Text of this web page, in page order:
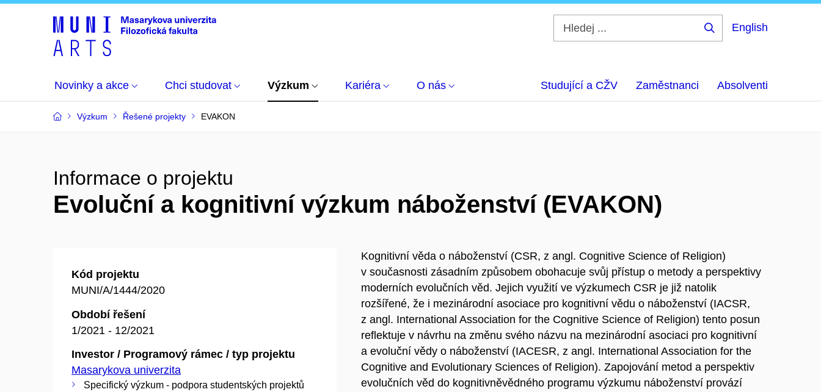
English
Novinky a akce Chci studovat Výzkum Kariéra O nás Studující a CŽV Zaměstnanci Absolventi
Výzkum Řešené projekty EVAKON
Informace o projektu
Evoluční a kognitivní výzkum náboženství (EVAKON)
Kód projektu
MUNI/A/1444/2020
Období řešení
1/2021 - 12/2021
Investor / Programový rámec / typ projektu
Masarykova univerzita
Specifický výzkum - podpora studentských projektů
Kognitivní věda o náboženství (CSR, z angl. Cognitive Science of Religion)
v současnosti zásadním způsobem obohacuje svůj přístup o metody a perspektivy
moderních evolučních věd. Jejich využití ve výzkumech CSR je již natolik
rozšířené, že i mezinárodní asociace pro kognitivní vědu o náboženství (IACSR,
z angl. International Association for the Cognitive Science of Religion) tento posun
reflektuje v návrhu na změnu svého názvu na mezinárodní asociaci pro kognitivní
a evoluční vědy o náboženství (IACESR, z angl. International Association for the
Cognitive and Evolutionary Sciences of Religion). Zapojování metod a perspektiv
evolučních věd do kognitivněvědného programu výzkumu náboženství provází